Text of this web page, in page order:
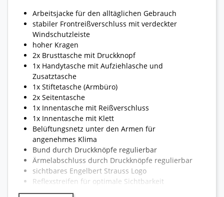
Arbeitsjacke für den alltäglichen Gebrauch
stabiler Frontreißverschluss mit verdeckter
Windschutzleiste
hoher Kragen
2x Brusttasche mit Druckknopf
1x Handytasche mit Aufziehlasche und
Zusatztasche
1x Stiftetasche (Armbüro)
2x Seitentasche
1x Innentasche mit Reißverschluss
1x Innentasche mit Klett
Belüftungsnetz unter den Armen für
angenehmes Klima
Bund durch Druckknöpfe regulierbar
Ärmelabschluss durch Druckknöpfe regulierbar
sichtbares Engelbert Strauss Logo
Reflexstreifen für optimale Sichtbarkeit
reißfest und strapazierfähig